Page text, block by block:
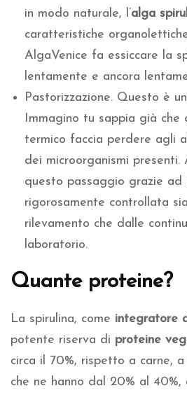
in modo naturale, l’alga
caratteristiche
AlgaVenice fa essiccare la
lentamente e ancora
Pastorizzazione. Questo è
Immagino tu sappia già
termico faccia perdere agli
dei microorganismi presenti.
questo passaggio grazie ad
rigorosamente controllata
rilevamento che dalle
laboratorio.
Quante proteine?
La spirulina, come integratore
potente riserva di proteine
circa il 70%, rispetto a carne,
che ne hanno dal 20% al